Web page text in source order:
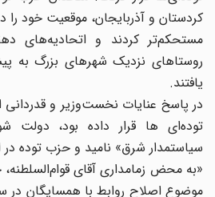
کردستان و آذربایجان، موقعیت خود را
مستحکم‌تر کردند و اتحادیه‌های
روستاهای نزدیک شهرهای بزرگ به
یافتند.
در پاسخ عنایات نخست‌وزیر و قدردانی از
توده‌ای ها قرار داده بود، دولت
سیاستمدار شرق» نامید و حزب توده در
«به محض زمامداری آقای قوام‌السلطنه،
موضوع اصلاح روابط با همسایگان در